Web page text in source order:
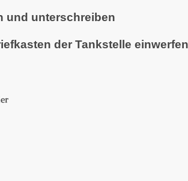
und unterschreiben
der Tankstelle